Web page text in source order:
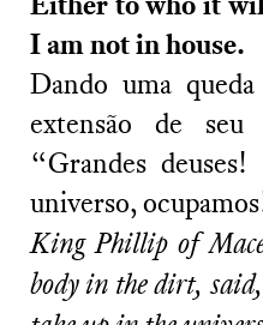
I am not in house.
Dando uma
extensão de seu
“Grandes
universo,
King Phillip of
body in the dirt,